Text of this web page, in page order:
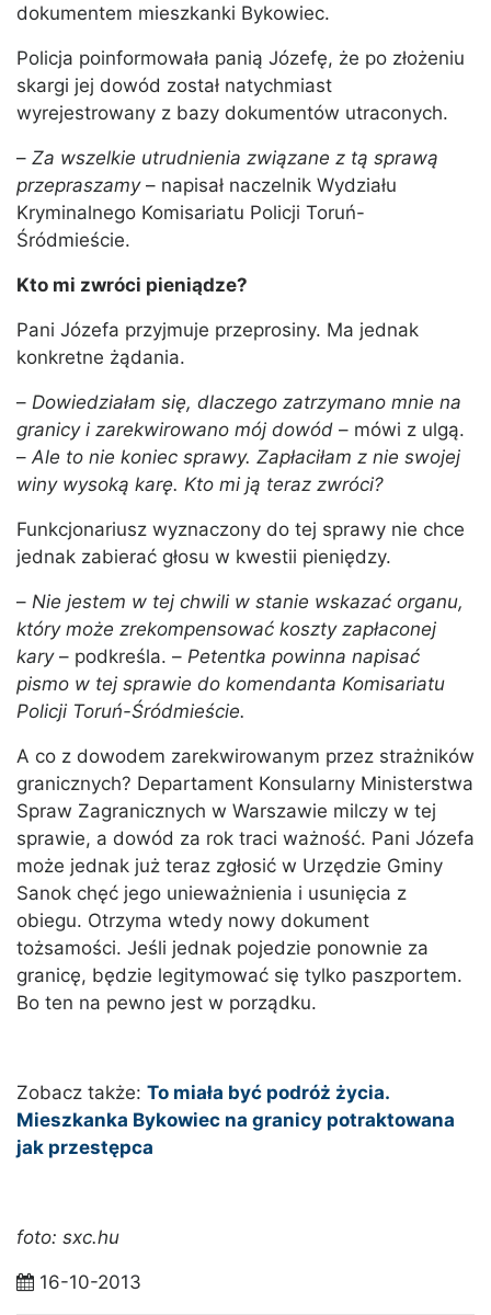
dokumentem mieszkanki Bykowiec.
Policja poinformowała panią Józefę, że po złożeniu
skargi jej dowód został natychmiast
wyrejestrowany z bazy dokumentów utraconych.
– Za wszelkie utrudnienia związane z tą sprawą
przepraszamy– napisał naczelnik Wydziału
Kryminalnego Komisariatu Policji Toruń-
Śródmieście.
Kto mi zwróci pieniądze?
Pani Józefa przyjmuje przeprosiny. Ma jednak
konkretne żądania.
– Dowiedziałam się, dlaczego zatrzymano mnie na
granicy i zarekwirowano mój dowód – mówi z ulgą.
–Ale to nie koniec sprawy. Zapłaciłam z nie swojej
winy wysoką karę. Kto mi ją teraz zwróci?
Funkcjonariusz wyznaczony do tej sprawy nie chce
jednak zabierać głosu w kwestii pieniędzy.
– Nie jestem w tej chwili w stanie wskazać organu,
który może zrekompensować koszty zapłaconej
kary– podkreśla. – Petentka powinna napisać
pismo w tej sprawie do komendanta Komisariatu
Policji Toruń-Śródmieście.
A co z dowodem zarekwirowanym przez strażników
granicznych? Departament Konsularny Ministerstwa
Spraw Zagranicznych w Warszawie milczy w tej
sprawie, a dowód za rok traci ważność. Pani Józefa
może jednak już teraz zgłosić w Urzędzie Gminy
Sanok chęć jego unieważnienia i usunięcia z
obiegu. Otrzyma wtedy nowy dokument
tożsamości. Jeśli jednak pojedzie ponownie za
granicę, będzie legitymować się tylko paszportem.
Bo ten na pewno jest w porządku.
Zobacz także: To miała być podróż życia.
Mieszkanka Bykowiec na granicy potraktowana
jak przestępca
foto: sxc.hu
16-10-2013